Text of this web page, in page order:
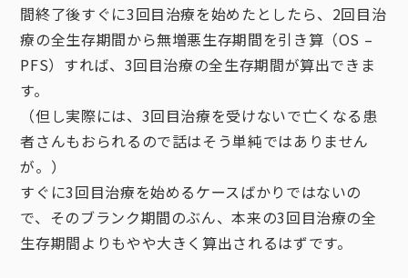
間終了後すぐに3回目治療を始めたとしたら、2回目治
療の全生存期間から無増悪生存期間を引き算（OS –
PFS）すれば、3回目治療の全生存期間が算出できま
す。
（但し実際には、3回目治療を受けないで亡くなる患
者さんもおられるので話はそう単純ではありません
が。）
すぐに3回目治療を始めるケースばかりではないの
で、そのブランク期間のぶん、本来の3回目治療の全
生存期間よりもやや大きく算出されるはずです。